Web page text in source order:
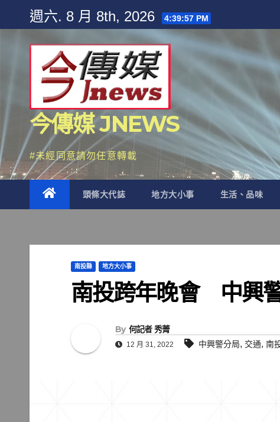
content
週六. 8 月 8th, 2026 4:39:58 PM
今傳媒 JNEWS
#未經同意請勿任意轉載
頭條大代誌 地方大小事 生活、品味
南投縣 地方大小事
南投跨年晚會 中興
By 何記者 秀菁
12 月 31, 2022 中興警分局, 交通, 南